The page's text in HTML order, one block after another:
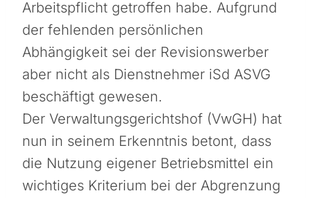
Arbeitspflicht getroffen habe. Aufgrund
der fehlenden persönlichen
Abhängigkeit sei der Revisionswerber
aber nicht als Dienstnehmer iSd ASVG
beschäftigt gewesen.
Der Verwaltungsgerichtshof (VwGH) hat
nun in seinem Erkenntnis betont, dass
die Nutzung eigener Betriebsmittel ein
wichtiges Kriterium bei der Abgrenzung